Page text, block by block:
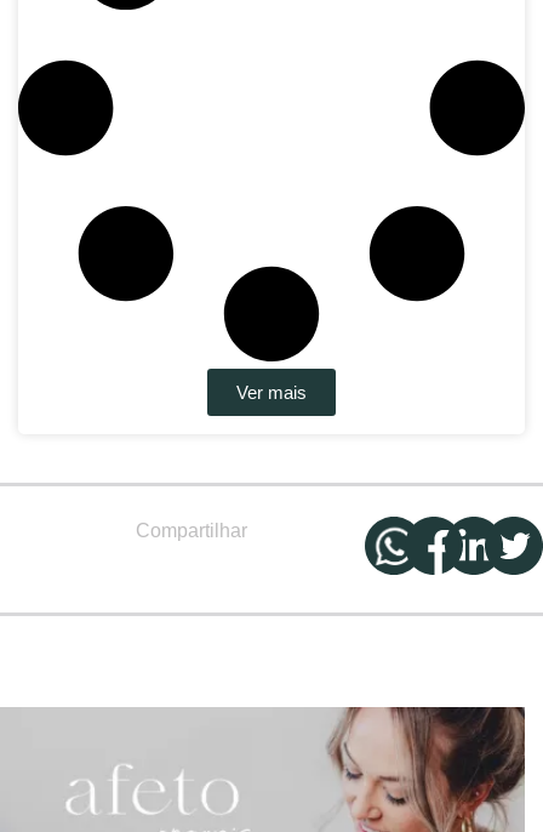
Ver mais
Compartilhar